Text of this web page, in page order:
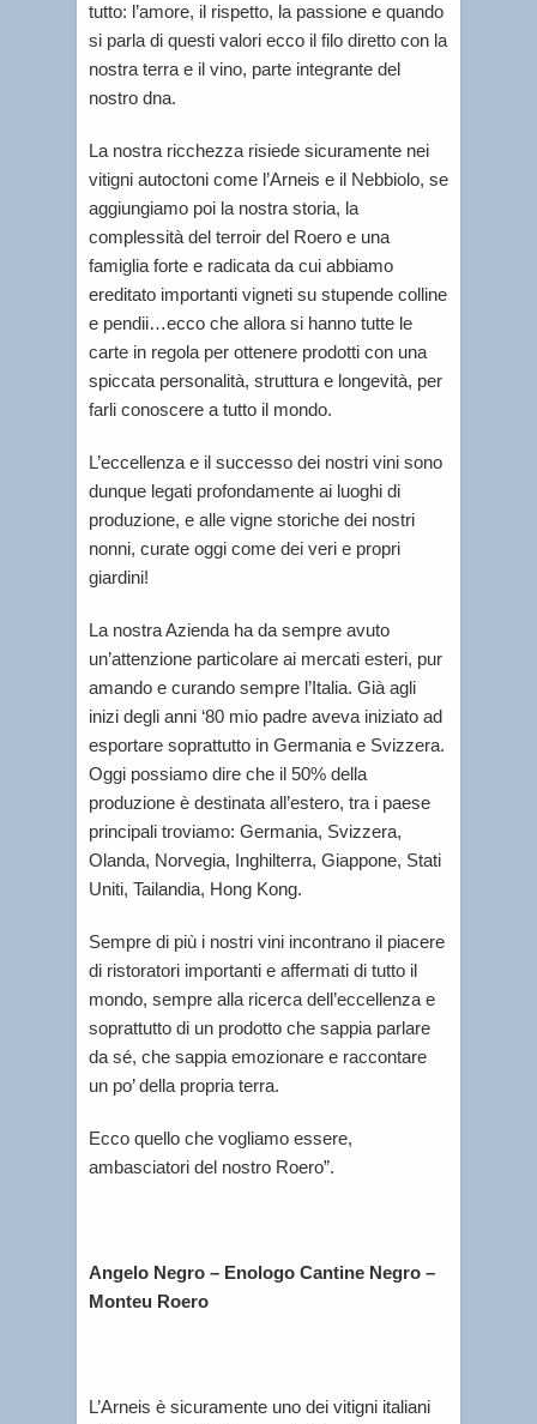
tutto: l’amore, il rispetto, la passione e quando
si parla di questi valori ecco il filo diretto con la
nostra terra e il vino, parte integrante del
nostro dna.
La nostra ricchezza risiede sicuramente nei
vitigni autoctoni come l’Arneis e il Nebbiolo, se
aggiungiamo poi la nostra storia, la
complessità del terroir del Roero e una
famiglia forte e radicata da cui abbiamo
ereditato importanti vigneti su stupende colline
e pendii…ecco che allora si hanno tutte le
carte in regola per ottenere prodotti con una
spiccata personalità, struttura e longevità, per
farli conoscere a tutto il mondo.
L’eccellenza e il successo dei nostri vini sono
dunque legati profondamente ai luoghi di
produzione, e alle vigne storiche dei nostri
nonni, curate oggi come dei veri e propri
giardini!
La nostra Azienda ha da sempre avuto
un’attenzione particolare ai mercati esteri, pur
amando e curando sempre l’Italia. Già agli
inizi degli anni ‘80 mio padre aveva iniziato ad
esportare soprattutto in Germania e Svizzera.
Oggi possiamo dire che il 50% della
produzione è destinata all’estero, tra i paese
principali troviamo: Germania, Svizzera,
Olanda, Norvegia, Inghilterra, Giappone, Stati
Uniti, Tailandia, Hong Kong.
Sempre di più i nostri vini incontrano il piacere
di ristoratori importanti e affermati di tutto il
mondo, sempre alla ricerca dell’eccellenza e
soprattutto di un prodotto che sappia parlare
da sé, che sappia emozionare e raccontare
un po’ della propria terra.
Ecco quello che vogliamo essere,
ambasciatori del nostro Roero”.
Angelo Negro – Enologo Cantine Negro –
Monteu Roero
L’Arneis è sicuramente uno dei vitigni italiani